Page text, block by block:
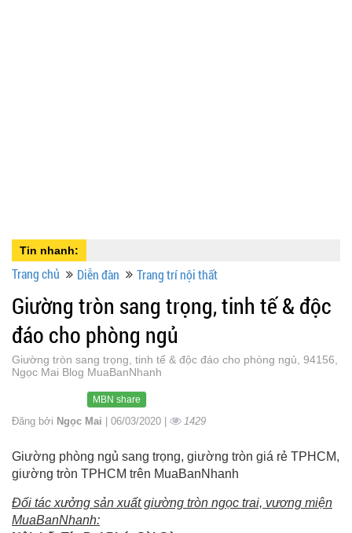
Tin nhanh:
Trang chủ Diễn đàn Trang trí nội thất
Giường tròn sang trọng, tinh tế & độc
đáo cho phòng ngủ
Giường tròn sang trọng, tinh tế & độc đáo cho phòng ngủ, 94156,
Ngọc Mai Blog MuaBanNhanh
MBN share
Đăng bởi Ngọc Mai | 06/03/2020 | 1429
Giường phòng ngủ sang trọng, giường tròn giá rẻ TPHCM,
giường tròn TPHCM trên MuaBanNhanh
Đối tác xưởng sản xuất giường tròn ngọc trai, vương miện
MuaBanNhanh: